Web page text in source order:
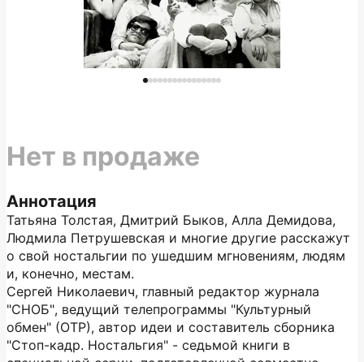
Аннотация
Татьяна Толстая, Дмитрий Быков, Алла Демидова,
Людмила Петрушевская и многие другие расскажут
о свой ностальгии по ушедшим мгновениям, людям
и, конечно, местам.
Сергей Николаевич, главный редактор журнала
"СНОБ", ведущий телепрограммы "Культурный
обмен" (ОТР), автор идеи и составитель сборника
"Стоп-кадр. Ностальгия" - седьмой книги в
Нет в продаже